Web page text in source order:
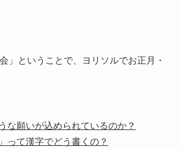
」ということで、ヨリソルでお正月・
な願いが込められているのか？
って漢字でどう書くの？